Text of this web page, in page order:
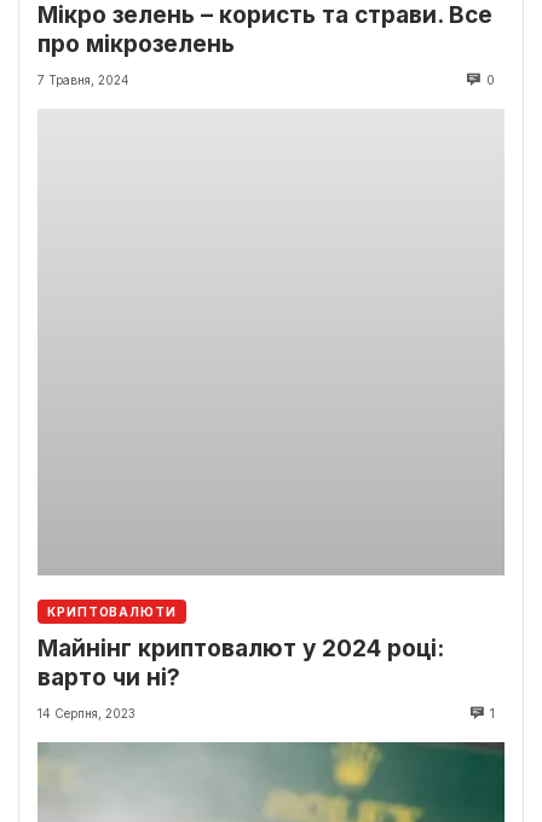
Мікро зелень – користь та страви. Все
про мікрозелень
7 Травня, 2024 0
КРИПТОВАЛЮТИ
Майнінг криптовалют у 2024 році:
варто чи ні?
14 Серпня, 2023 1